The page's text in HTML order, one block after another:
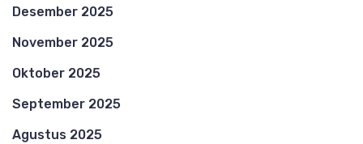
Desember 2025
November 2025
Oktober 2025
September 2025
Agustus 2025